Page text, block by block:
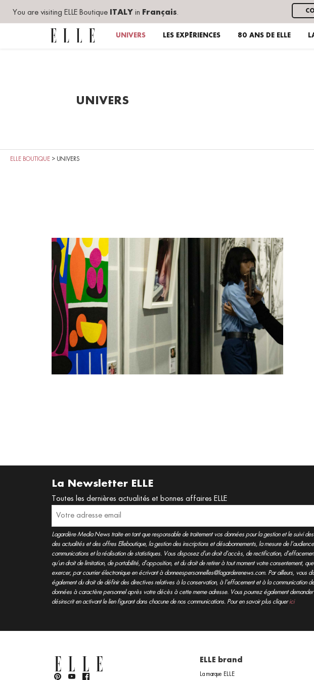
You are visiting ELLE Boutique ITALY in Français.
UNIVERS LES EXPÉRIENCES 80 ANS DE ELLE
UNIVERS
ELLE BOUTIQUE > UNIVERS
La Newsletter ELLE
Toutes les dernières actualités et bonnes affaires ELLE
Lagardère Media News traite en tant que responsable de traitement vos données pour la gestion et le suivi
des actualités et des offres Elleboutique, la gestion des inscriptions et désabonnements, la mesure de
communications et la réalisation de statistiques. Vous disposez d’un droit d’accès, de rectification,
qu’un droit de limitation, de portabilité, d’opposition, et du droit de retirer à tout moment votre consentement,
exercer, par courrier électronique en écrivant à donneespersonnelles@lagarderenews.com. Par ailleurs, vous
également du droit de définir des directives relatives à la conservation, à l’effacement et à la communication
données à caractère personnel après votre décès à cette meme adresse. Vous pourrez également
désinscrit en activant le lien figurant dans chacune de nos communications. Pour en savoir plus cliquerici
ELLE brand
La marque ELLE